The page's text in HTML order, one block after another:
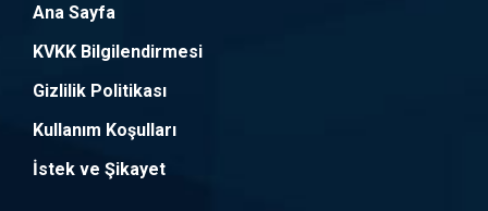
Ana Sayfa
KVKK Bilgilendirmesi
Gizlilik Politikası
Kullanım Koşulları
İstek ve Şikayet